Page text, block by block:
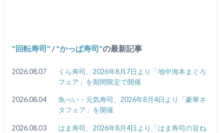
回転寿司 / かっぱ寿司 の最新記事
2026.08.07
くら寿司、2026年8月7日より「地中海本まぐろ
フェア」を期間限定で開催
2026.08.04
魚べい・元気寿司、2026年8月4日より「豪華ネ
タフェア」を開催
2026.08.03 はま寿司、2026年8月4日より「はま寿司の旨ね